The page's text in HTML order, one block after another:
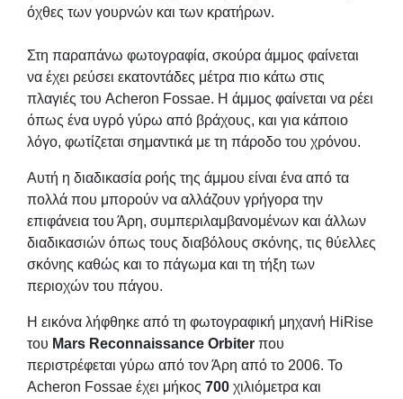
όχθες των γουρνών και των κρατήρων.
Στη παραπάνω φωτογραφία, σκούρα άμμος φαίνεται
να έχει ρεύσει εκατοντάδες μέτρα πιο κάτω στις
πλαγιές του Acheron Fossae. Η άμμος φαίνεται να ρέει
όπως ένα υγρό γύρω από βράχους, και για κάποιο
λόγο, φωτίζεται σημαντικά με τη πάροδο του χρόνου.
Αυτή η διαδικασία ροής της άμμου είναι ένα από τα
πολλά που μπορούν να αλλάζουν γρήγορα την
επιφάνεια του Άρη, συμπεριλαμβανομένων και άλλων
διαδικασιών όπως τους διαβόλους σκόνης, τις θύελλες
σκόνης καθώς και το πάγωμα και τη τήξη των
περιοχών του πάγου.
Η εικόνα λήφθηκε από τη φωτογραφική μηχανή HiRise
του Mars Reconnaissance Orbiter που
περιστρέφεται γύρω από τον Άρη από το 2006. Το
Acheron Fossae έχει μήκος 700 χιλιόμετρα και